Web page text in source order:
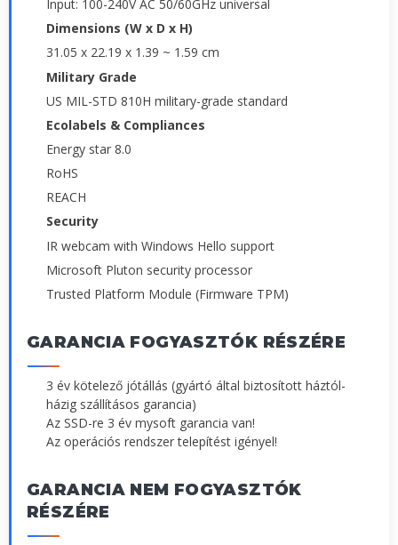
Input: 100-240V AC 50/60GHz universal
Dimensions (W x D x H)
31.05 x 22.19 x 1.39 ~ 1.59 cm
Military Grade
US MIL-STD 810H military-grade standard
Ecolabels & Compliances
Energy star 8.0
RoHS
REACH
Security
IR webcam with Windows Hello support
Microsoft Pluton security processor
Trusted Platform Module (Firmware TPM)
GARANCIA FOGYASZTÓK RÉSZÉRE
3 év kötelező jótállás (gyártó által biztosított háztól-
házig szállításos garancia)
Az SSD-re 3 év mysoft garancia van!
Az operációs rendszer telepítést igényel!
GARANCIA NEM FOGYASZTÓK
RÉSZÉRE